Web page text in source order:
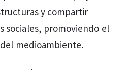
y compartir
sociales, promoviendo el
medioambiente.